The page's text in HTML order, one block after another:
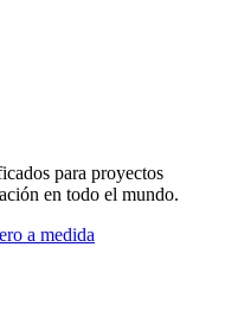
para proyectos
en todo el mundo.
a medida